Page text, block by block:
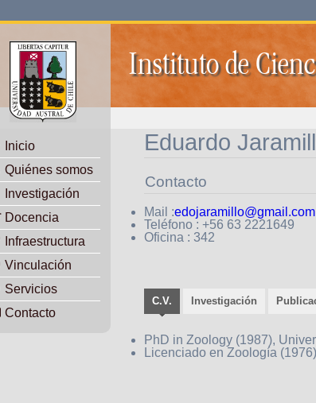
Instituto de
Inicio
Quiénes somos
Investigación
Docencia
Infraestructura
Vinculación
Servicios
Contacto
Eduardo
Contacto
Mail :edojaramillo@gmail.com
Teléfono : +56 63 2221649
Oficina : 342
C.V. Investigación
PhD in Zoology (1987),
Licenciado en Zoología